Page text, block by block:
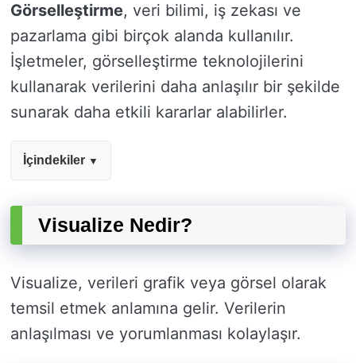
Görselleştirme, veri bilimi, iş zekası ve
pazarlama gibi birçok alanda kullanılır.
İşletmeler, görselleştirme teknolojilerini
kullanarak verilerini daha anlaşılır bir şekilde
sunarak daha etkili kararlar alabilirler.
İçindekiler
Visualize Nedir?
Visualize, verileri grafik veya görsel olarak
temsil etmek anlamına gelir. Verilerin
anlaşılması ve yorumlanması kolaylaşır.